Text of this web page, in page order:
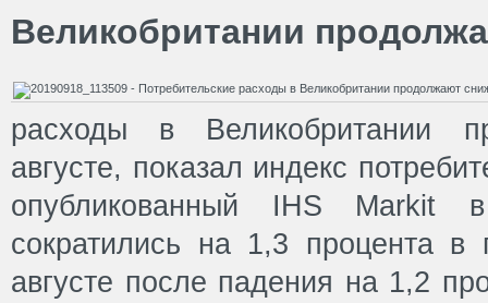
Великобритании
расходы в Великобритании
августе, показал индекс
опубликованный IHS Markit
сократились на 1,3 процента в
августе после падения на 1,2